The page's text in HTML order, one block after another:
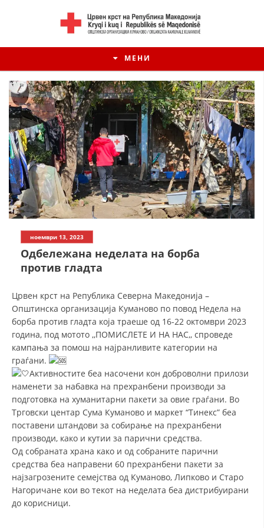
МЕНИ
ИСТОРИЈАТ НА ЦКРМ
ИСТОРИЈАТ НА ДВИЖЕЊЕТО
СТРУКТУРА И ОРГАНИЗАЦИОНА ПОСТАВЕНОСТ – ОПШТИНСКА
ОРГАНИЗАЦИЈА КУМАНОВО
КОНТАКТ ИНФОРМАЦИИ
ЗАКОН ЗА ЦКРМ
ОРГАНИЗАЦИЈА И РАЗВОЈ
РАКОВОДЕН ОДБОР
СТРУКТУРА И ОРГАНИЗАЦИОНА ПОСТАВЕНОСТ
ноември 13, 2023
Oдбележана неделата на борба
против гладта
Црвен крст на Република Северна Македонија –
Општинска организација Куманово по повод Недела на
борба против гладта која траеше од 16-22 октомври 2023
година, под мотото ,,ПОМИСЛЕТЕ И НА НАС,, спроведe
кампања за помош на најранливите категории на
граѓани.
Активностите беа насочени кон доброволни прилози
наменети за набавка на прехранбени производи за
подготовка на хуманитарни пакети за овие граѓани. Во
Трговски центар Сума Куманово и маркет “Тинекс” беа
поставени штандови за собирање на прехранбени
производи, како и кутии за парични средства.
Од собраната храна како и од собраните парични
средства беа направени 60 прехранбени пакети за
најзагрозените семејства од Куманово, Липково и Старо
Нагоричане кои во текот на неделата беа дистрибуирани
до корисници.